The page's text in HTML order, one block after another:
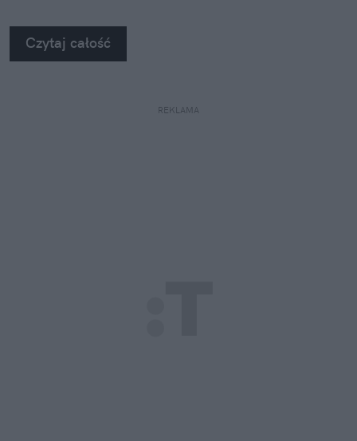
na własne oczy zobaczyć, jak profesjonaliści radzą
sobie z takimi uszkodzeniami.
Czytaj całość
REKLAMA